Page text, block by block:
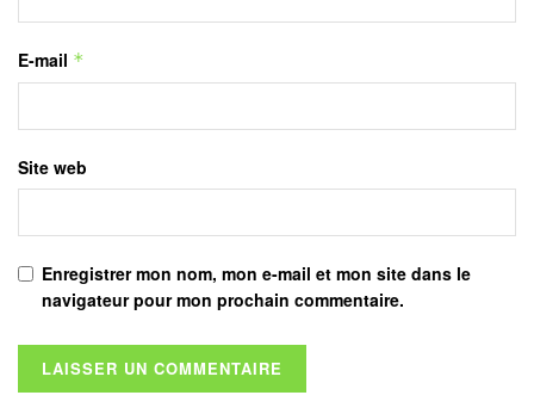
E-mail *
Site web
Enregistrer mon nom, mon e-mail et mon site dans le
navigateur pour mon prochain commentaire.